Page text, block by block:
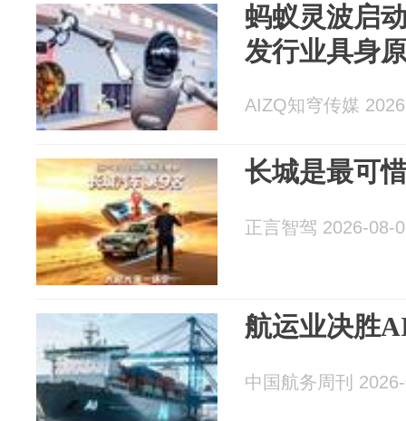
蚂蚁灵波启
发行业具身
AIZQ知穹传媒
长城是最可
正言智驾 2026-08-
航运业决胜
中国航务周刊